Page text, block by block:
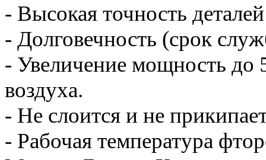
- Высокая точность деталей
- Долговечность (срок
- Увеличение мощность до
воздуха.
- Не слоится и не
- Рабочая температура